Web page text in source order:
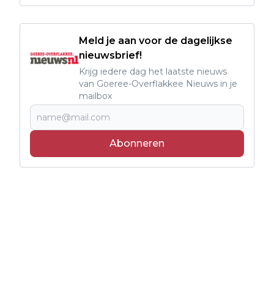
Meld je aan voor de dagelijkse
nieuwsbrief!
Krijg iedere dag het laatste nieuws
van Goeree-Overflakkee Nieuws in je
mailbox
Abonneren